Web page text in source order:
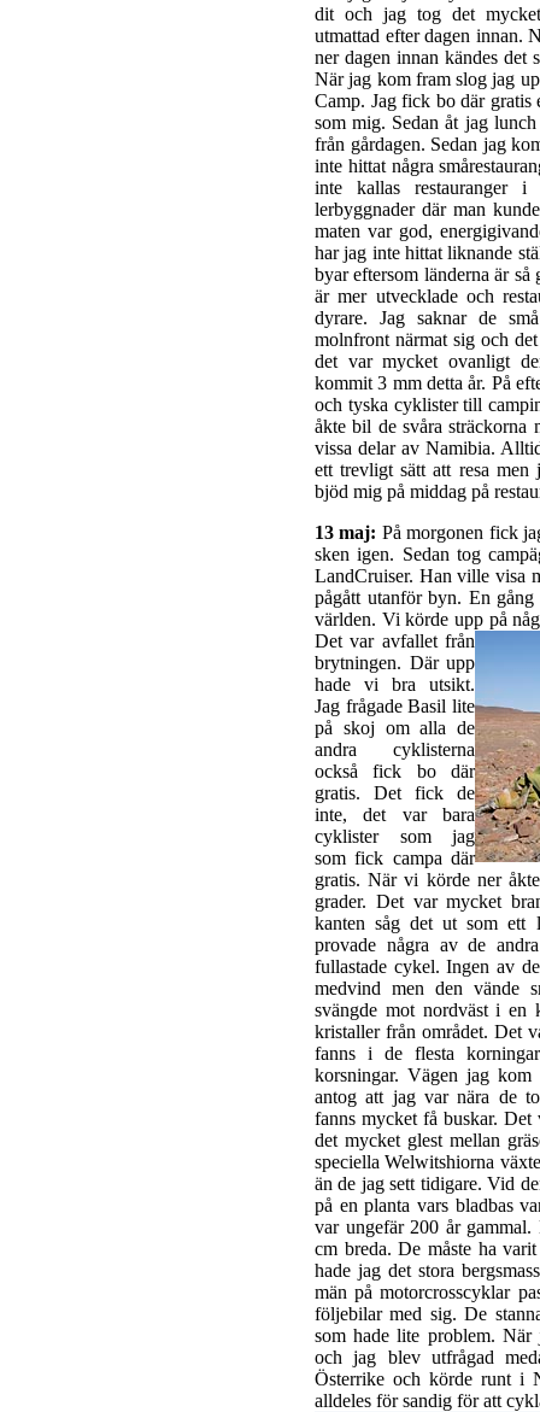
dit och jag tog det
utmattad efter dagen innan.
ner dagen innan kändes det
När jag kom fram slog jag
Camp. Jag fick bo där gratis
som mig. Sedan åt jag
från gårdagen. Sedan jag
inte hittat några
inte kallas restauranger
lerbyggnader där man
maten var god,
har jag inte hittat liknande
byar eftersom länderna är
är mer utvecklade och
dyrare. Jag saknar de
molnfront närmat sig och
det var mycket ovanligt
kommit 3 mm detta år. På
och tyska cyklister till
åkte bil de svåra sträckorna
vissa delar av Namibia.
ett trevligt sätt att resa
bjöd mig på middag på
13 maj: På morgonen fick
sken igen. Sedan tog
LandCruiser. Han ville visa
pågått utanför byn. En
världen. Vi körde upp på
Det var avfallet från
brytningen. Där upp
hade vi bra utsikt.
Jag frågade Basil lite
på skoj om alla de
andra cyklisterna
också fick bo där
gratis. Det fick de
inte, det var bara
cyklister som jag
som fick campa där
gratis. När vi körde ner
grader. Det var mycket
kanten såg det ut som ett
provade några av de
fullastade cykel. Ingen av
medvind men den vände
svängde mot nordväst i en
kristaller från området. Det
fanns i de flesta
korsningar. Vägen jag
antog att jag var nära de
fanns mycket få buskar.
det mycket glest mellan
speciella Welwitshiorna
än de jag sett tidigare. Vid
på en planta vars bladbas
var ungefär 200 år
cm breda. De måste ha
hade jag det stora
män på motorcrosscyklar
följebilar med sig. De
som hade lite problem.
och jag blev utfrågad
Österrike och körde runt i
alldeles för sandig för att